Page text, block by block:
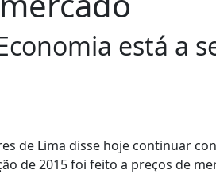
está a
de Lima disse hoje continuar
de 2015 foi feito a preços de